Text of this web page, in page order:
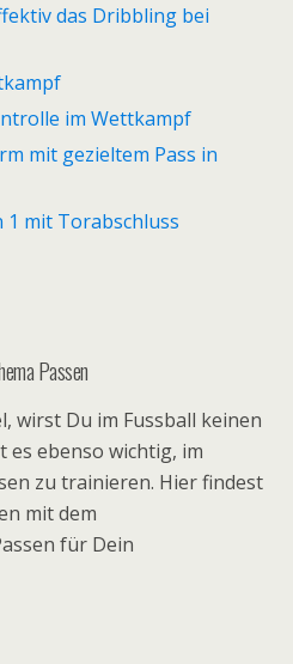
das Dribbling bei
im Wettkampf
mit gezieltem Pass in
mit Torabschluss
Passen
wirst Du im Fussball keinen
es ebenso wichtig, im
zu trainieren. Hier findest
mit dem
für Dein